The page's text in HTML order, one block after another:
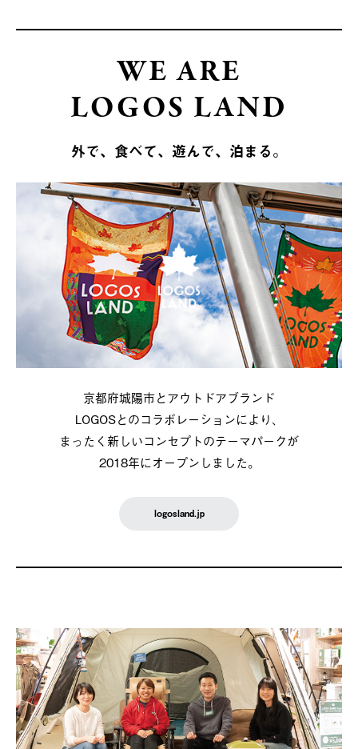
WE ARE
LOGOS LAND
外で、食べて、遊んで、泊まる。
京都府城陽市とアウトドアブランド
LOGOSとのコラボレーションにより、
まったく新しいコンセプトのテーマパークが
2018年にオープンしました。
logosland.jp